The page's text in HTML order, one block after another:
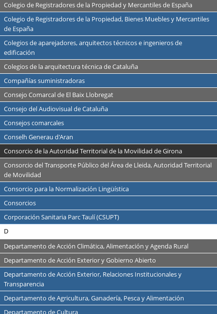
Colegio de Registradores de la Propiedad y Mercantiles de España
Colegio de Registradores de la Propiedad, Bienes Muebles y Mercantiles
de España
Colegios de aparejadores, arquitectos técnicos e ingenieros de
edificación
Colegios de la arquitectura técnica de Cataluña
Compañías suministradoras
Consejo Comarcal de El Baix Llobregat
Consejo del Audiovisual de Cataluña
Consejos comarcales
Conselh Generau d'Aran
Consorcio de la Autoridad Territorial de la Movilidad de Girona
Consorcio del Transporte Público del Área de Lleida, Autoridad Territorial
de Movilidad
Consorcio para la Normalización Lingüística
Consorcios
Corporación Sanitaria Parc Taulí (CSUPT)
D
Departamento de Acción Climática, Alimentación y Agenda Rural
Departamento de Acción Exterior y Gobierno Abierto
Departamento de Acción Exterior, Relaciones Institucionales y
Transparencia
Departamento de Agricultura, Ganadería, Pesca y Alimentación
Departamento de Cultura